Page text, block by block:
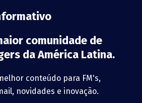
comunidade de
da América Latina.
conteúdo para FM's,
novidades e inovação.